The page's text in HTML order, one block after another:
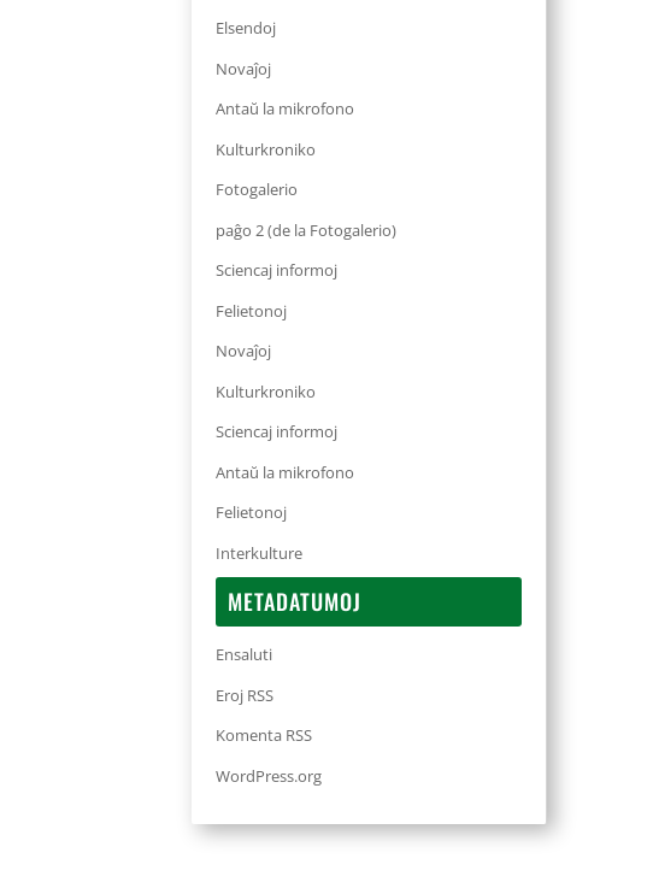
Elsendoj
Novaĵoj
Antaŭ la mikrofono
Kulturkroniko
Fotogalerio
paĝo 2 (de la Fotogalerio)
Sciencaj informoj
Felietonoj
Novaĵoj
Kulturkroniko
Sciencaj informoj
Antaŭ la mikrofono
Felietonoj
Interkulture
METADATUMOJ
Ensaluti
Eroj RSS
Komenta RSS
WordPress.org